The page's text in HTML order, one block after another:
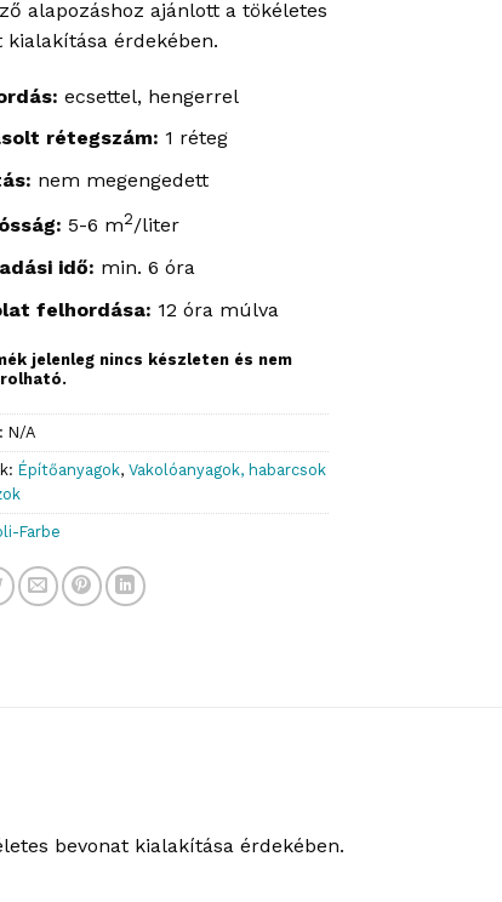
alapozáshoz ajánlott a tökéletes
kialakítása érdekében.
ecsettel, hengerrel
rétegszám: 1 réteg
nem megengedett
5-6 m2/liter
idő: min. 6 óra
felhordása: 12 óra múlva
jelenleg nincs készleten és nem
N/A
Építőanyagok, Vakolóanyagok, habarcsok
Farbe
bevonat kialakítása érdekében.